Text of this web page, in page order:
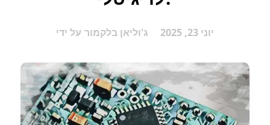
על ידי ג'וליאן בלקמור יוני 23, 2025